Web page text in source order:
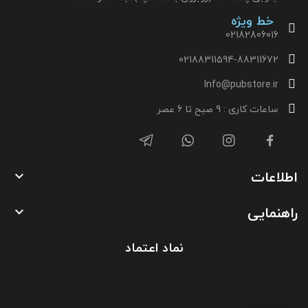
خط ویژه
02182806016
02188311594-88311672
Info@pubstore.ir
ساعات کاری : 9 صبح تا 6 عصر
اطلاعات 
راهنمایی 
نماد اعتماد